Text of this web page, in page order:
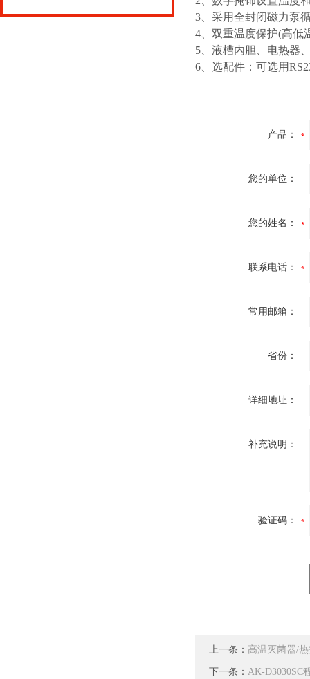
3、采用全封闭磁力泵
4、双重温度保护(高低
5、液槽内胆、电热器
6、选配件：可选用
产品：
您的单位：
您的姓名：
联系电话：
常用邮箱：
省份：
详细地址：
补充说明：
验证码：
上一条： 高温灭菌器/
下一条： AK-D3030SC